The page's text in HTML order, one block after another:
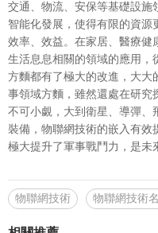
交通、物流、安保等基礎設施
智能化發展，使得有限的資源
效率、效益。在家居、醫療健
生活息息相關的領域的應用，
方麵都有了極大的改進，大大
事領域方麵，雖然還處在研究
不可小覷，大到衛星、導彈、
裝備，物聯網技術的嵌入有效
極大提升了軍事戰鬥力，是未
物聯網技術 物聯網技術